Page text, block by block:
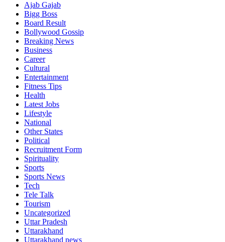
Ajab Gajab
Bigg Boss
Board Result
Bollywood Gossip
Breaking News
Business
Career
Cultural
Entertainment
Fitness Tips
Health
Latest Jobs
Lifestyle
National
Other States
Political
Recruitment Form
Spirituality
Sports
Sports News
Tech
Tele Talk
Tourism
Uncategorized
Uttar Pradesh
Uttarakhand
Uttarakhand news